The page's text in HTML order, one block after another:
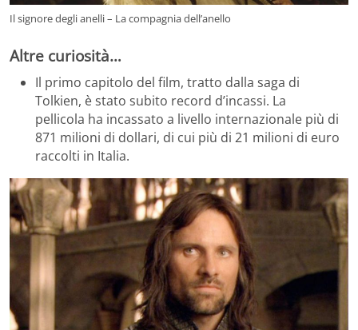
Il signore degli anelli – La compagnia dell’anello
Altre curiosità…
Il primo capitolo del film, tratto dalla saga di
Tolkien, è stato subito record d’incassi. La
pellicola ha incassato a livello internazionale più di
871 milioni di dollari, di cui più di 21 milioni di euro
raccolti in Italia.